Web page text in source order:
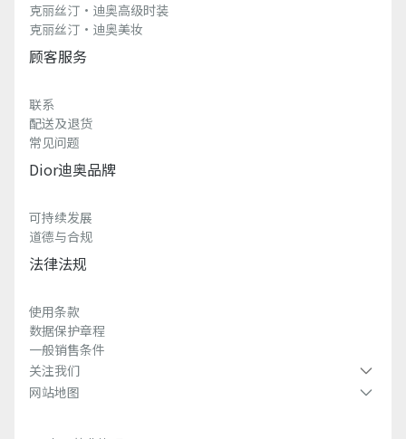
克丽丝汀·迪奥高级时装
克丽丝汀·迪奥美妆
顾客服务
联系
配送及退货
常见问题
Dior迪奥品牌
可持续发展
道德与合规
法律法规
使用条款
数据保护章程
一般销售条件
关注我们
网站地图